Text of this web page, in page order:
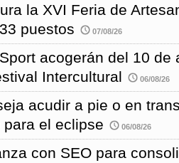
la XVI Feria de
puestos
07/08/26
acogerán del 10 de
Intercultural
06/08/26
acudir a pie o en
el eclipse
06/08/26
con SEO para